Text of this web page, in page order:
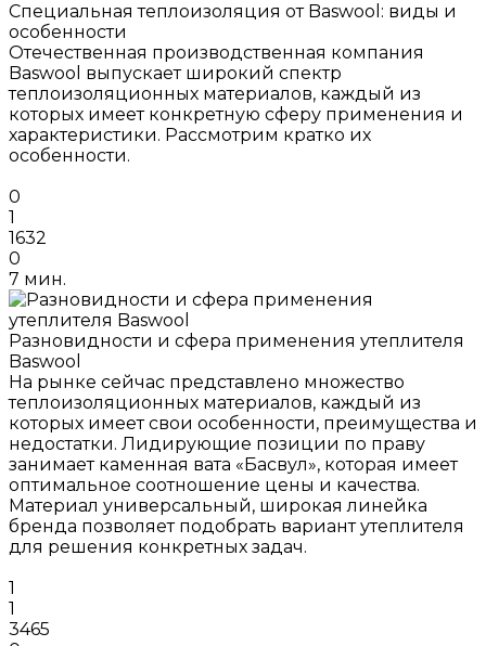
Специальная теплоизоляция от Baswool: виды и
особенности
Отечественная производственная компания
Baswool выпускает широкий спектр
теплоизоляционных материалов, каждый из
которых имеет конкретную сферу применения и
характеристики. Рассмотрим кратко их
особенности.
0
1
1632
0
7 мин.
Разновидности и сфера применения утеплителя
Baswool
На рынке сейчас представлено множество
теплоизоляционных материалов, каждый из
которых имеет свои особенности, преимущества и
недостатки. Лидирующие позиции по праву
занимает каменная вата «Басвул», которая имеет
оптимальное соотношение цены и качества.
Материал универсальный, широкая линейка
бренда позволяет подобрать вариант утеплителя
для решения конкретных задач.
1
1
3465